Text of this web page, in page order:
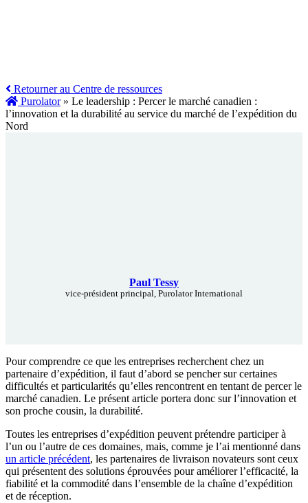
Retourner au Centre de ressources
Purolator» Le leadership : Percer le marché canadien :
l’innovation et la durabilité au service du marché de l’expédition du
Nord
Paul Tessy
vice-président principal, Purolator International
Pour comprendre ce que les entreprises recherchent chez un
partenaire d’expédition, il faut d’abord se pencher sur certaines
difficultés et particularités qu’elles rencontrent en tentant de percer le
marché canadien. Le présent article portera donc sur l’innovation et
son proche cousin, la durabilité.
Toutes les entreprises d’expédition peuvent prétendre participer à
l’un ou l’autre de ces domaines, mais, comme je l’ai mentionné dans
un article précédent, les partenaires de livraison novateurs sont ceux
qui présentent des solutions éprouvées pour améliorer l’efficacité, la
fiabilité et la commodité dans l’ensemble de la chaîne d’expédition
et de réception.